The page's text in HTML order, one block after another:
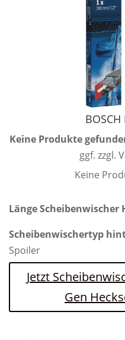
BOSCH
Keine Produkte
ggf. zzgl.
Keine
Länge Scheibenwischer
Scheibenwischertyp
Spoiler
Jetzt
Gen